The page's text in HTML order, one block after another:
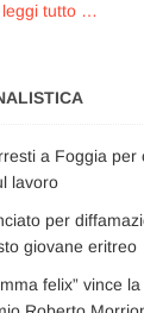
leggi tutto …
a Foggia per
lavoro
per
giovane eritreo
felix” vince